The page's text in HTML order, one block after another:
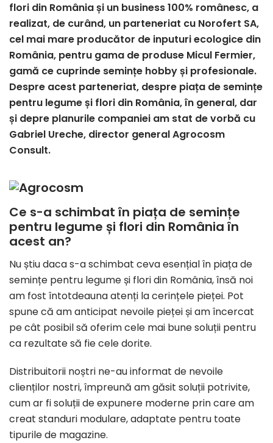
flori din România și un business 100% românesc, a
realizat, de curând, un parteneriat cu Norofert SA,
cel mai mare producător de inputuri ecologice din
România, pentru gama de produse Micul Fermier,
gamă ce cuprinde semințe hobby și profesionale.
Despre acest parteneriat, despre piața de semințe
pentru legume și flori din România, în general, dar
și depre planurile companiei am stat de vorbă cu
Gabriel Ureche, director general Agrocosm
Consult.
Ce s-a schimbat în piața de semințe
pentru legume și flori din România în
acest an?
Nu știu daca s-a schimbat ceva esențial în piața de
semințe pentru legume și flori din România, însă noi
am fost întotdeauna atenți la cerințele pieței. Pot
spune că am anticipat nevoile pieței și am încercat
pe cât posibil să oferim cele mai bune soluții pentru
ca rezultate să fie cele dorite.
Distribuitorii noștri ne-au informat de nevoile
clienților nostri, împreună am găsit soluții potrivite,
cum ar fi soluții de expunere moderne prin care am
creat standuri modulare, adaptate pentru toate
tipurile de magazine.